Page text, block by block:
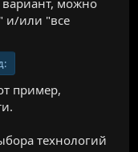
и/или "все
пример,
технологий